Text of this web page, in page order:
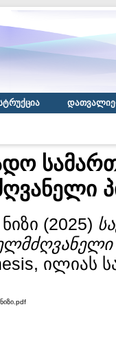
(2025)
ილიას